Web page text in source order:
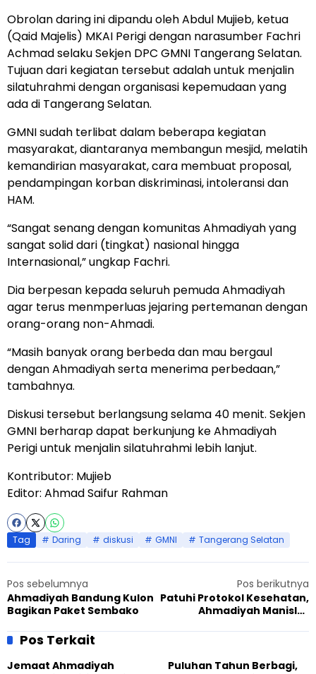
Obrolan daring ini dipandu oleh Abdul Mujieb, ketua
(Qaid Majelis) MKAI Perigi dengan narasumber Fachri
Achmad selaku Sekjen DPC GMNI Tangerang Selatan.
Tujuan dari kegiatan tersebut adalah untuk menjalin
silatuhrahmi dengan organisasi kepemudaan yang
ada di Tangerang Selatan.
GMNI sudah terlibat dalam beberapa kegiatan
masyarakat, diantaranya membangun mesjid, melatih
kemandirian masyarakat, cara membuat proposal,
pendampingan korban diskriminasi, intoleransi dan
HAM.
“Sangat senang dengan komunitas Ahmadiyah yang
sangat solid dari (tingkat) nasional hingga
Internasional,” ungkap Fachri.
Dia berpesan kepada seluruh pemuda Ahmadiyah
agar terus menmperluas jejaring pertemanan dengan
orang-orang non-Ahmadi.
“Masih banyak orang berbeda dan mau bergaul
dengan Ahmadiyah serta menerima perbedaan,”
tambahnya.
Diskusi tersebut berlangsung selama 40 menit. Sekjen
GMNI berharap dapat berkunjung ke Ahmadiyah
Perigi untuk menjalin silatuhrahmi lebih lanjut.
Kontributor: Mujieb
Editor: Ahmad Saifur Rahman
Tag Daring diskusi GMNI Tangerang Selatan
Pos sebelumnya
Ahmadiyah Bandung Kulon
Bagikan Paket Sembako
Pos berikutnya
Patuhi Protokol Kesehatan,
Ahmadiyah Manislor
Pos Terkait
Jemaat Ahmadiyah
Puluhan Tahun Berbagi,